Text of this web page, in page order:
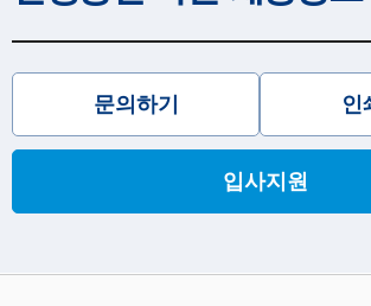
입사지원
문의하기 인